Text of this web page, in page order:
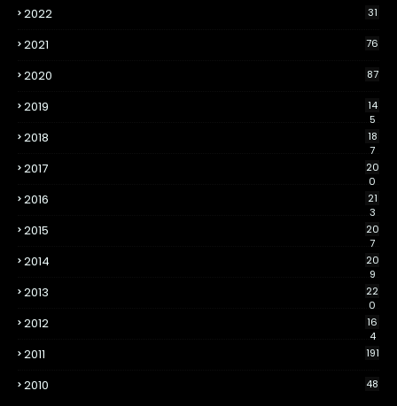
2022 31
2021 76
2020 87
2019
14
5
2018
18
7
2017
20
0
2016
21
3
2015
20
7
2014
20
9
2013
22
0
2012
16
4
2011 191
2010 48